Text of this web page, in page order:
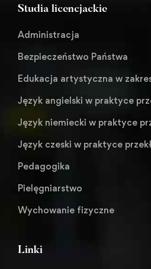
Studia licencjackie
Administracja
Bezpieczeństwo Państwa
Edukacja artystyczna w
Język angielski w praktyce
Język niemiecki w praktyce
Język czeski w praktyce
Pedagogika
Pielęgniarstwo
Wychowanie fizyczne
Linki